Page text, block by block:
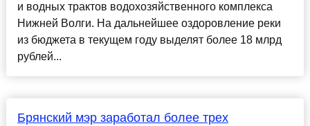
и водных трактов водохозяйственного комплекса
Нижней Волги. На дальнейшее оздоровление реки
из бюджета в текущем году выделят более 18 млрд
рублей...
Брянский мэр заработал более трех